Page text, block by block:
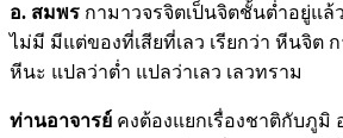
อ. สมพร กามาวจรจิตเป็นจิตชั้นต่ำอยู่แล้
ไม่มี มีแต่ของที่เสียที่เลว เรียกว่า หีนจิต
หีนะ แปลว่าต่ำ แปลว่าเลว เลวทราม
ท่านอาจารย์ คงต้องแยกเรื่องชาติกับภูมิ